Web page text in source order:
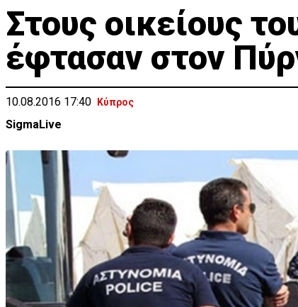
Στους οικείους
έφτασαν στον
10.08.2016 17:40 Κύπρος
SigmaLive